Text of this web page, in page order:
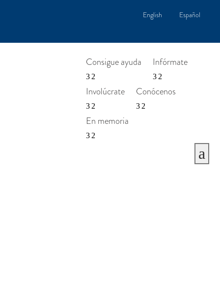
English Español
Consigue ayuda Infórmate
Involúcrate Conócenos
En memoria
a